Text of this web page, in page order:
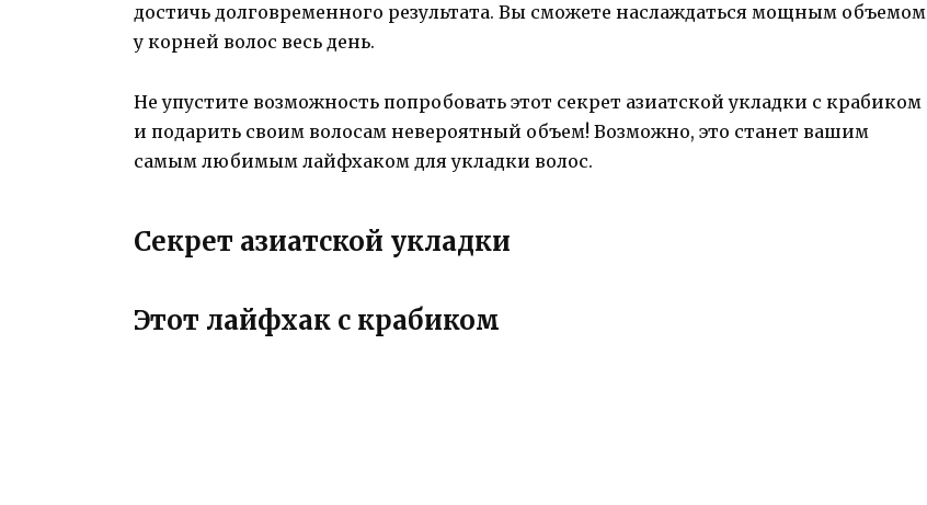
достичь долговременного результата. Вы сможете наслаждаться мощным объемом
у корней волос весь день.
Не упустите возможность попробовать этот секрет азиатской укладки с крабиком
и подарить своим волосам невероятный объем! Возможно, это станет вашим
самым любимым лайфхаком для укладки волос.
Секрет азиатской укладки
Этот лайфхак с крабиком